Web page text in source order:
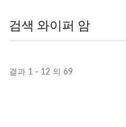
검색 와이퍼 암
결과 1 - 12 의 69